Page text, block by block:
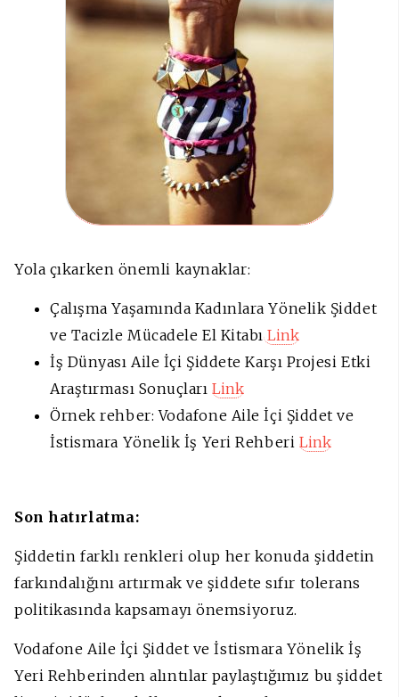
Yola çıkarken önemli kaynaklar:
Çalışma Yaşamında Kadınlara Yönelik Şiddet
ve Tacizle Mücadele El KitabıLink
İş Dünyası Aile İçi Şiddete Karşı Projesi Etki
Araştırması SonuçlarıLink
Örnek rehber: Vodafone Aile İçi Şiddet ve
İstismara Yönelik İş Yeri Rehberi Link
Son hatırlatma:
Şiddetin farklı renkleri olup her konuda şiddetin
farkındalığını artırmak ve şiddete sıfır tolerans
politikasında kapsamayı önemsiyoruz.
Vodafone Aile İçi Şiddet ve İstismara Yönelik İş
Yeri Rehberinden alıntılar paylaştığımız bu şiddet